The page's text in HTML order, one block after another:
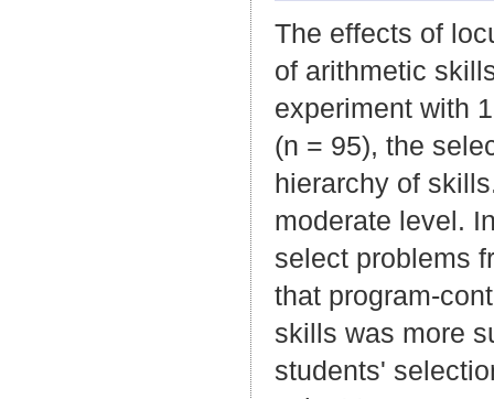
The effects of
of arithmetic
experiment with
(n = 95), the
hierarchy of
moderate level.
select problems
that program-
skills was more
students'